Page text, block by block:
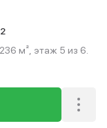
м², этаж 5 из 6.